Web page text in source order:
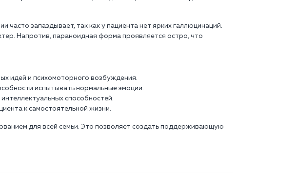
запаздывает, так как у пациента нет ярких галлюцинаций.
Напротив, параноидная форма проявляется остро, что
идей и психомоторного возбуждения.
испытывать нормальные эмоции.
способностей.
к самостоятельной жизни.
для всей семьи. Это позволяет создать поддерживающую